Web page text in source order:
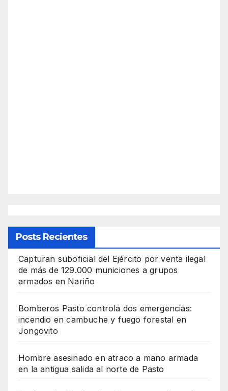
Posts Recientes
Capturan suboficial del Ejército por venta ilegal
de más de 129.000 municiones a grupos
armados en Nariño
Bomberos Pasto controla dos emergencias:
incendio en cambuche y fuego forestal en
Jongovito
Hombre asesinado en atraco a mano armada
en la antigua salida al norte de Pasto